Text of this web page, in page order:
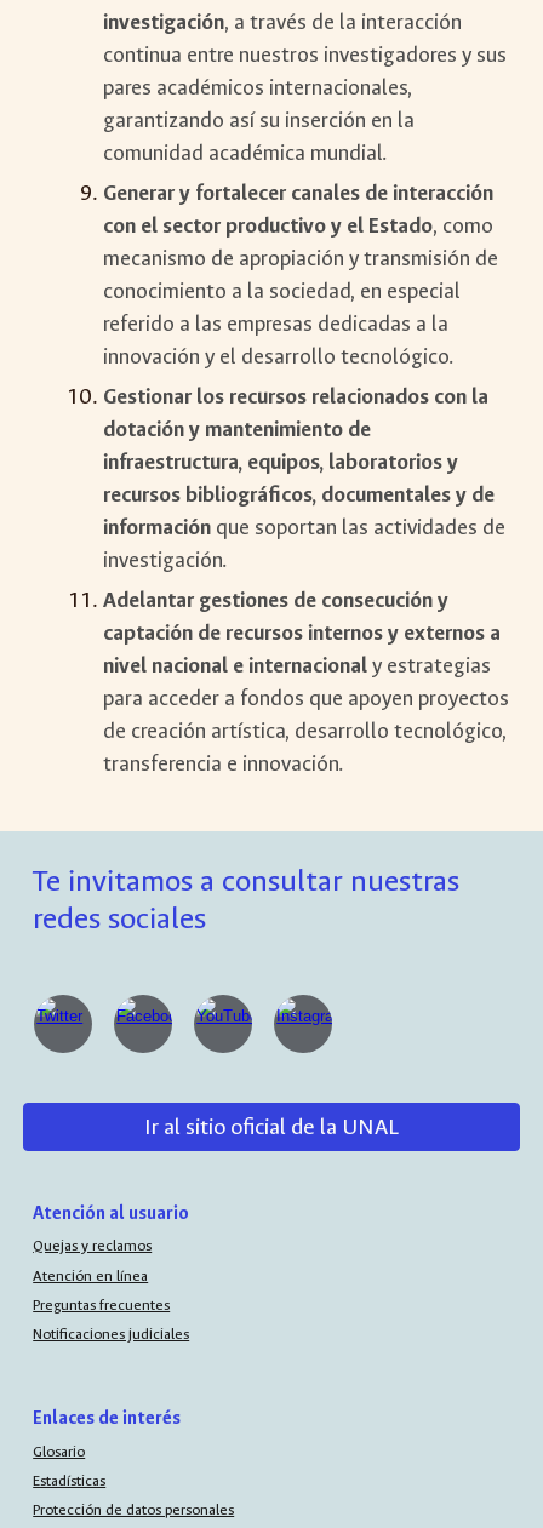
investigación, a través de la interacción
continua entre nuestros investigadores y sus
pares académicos internacionales,
garantizando así su inserción en la
comunidad académica mundial.
Generar y fortalecer canales de interacción
con el sector productivo y el Estado, como
mecanismo de apropiación y transmisión de
conocimiento a la sociedad, en especial
referido a las empresas dedicadas a la
innovación y el desarrollo tecnológico.
Gestionar los recursos relacionados con la
dotación y mantenimiento de
infraestructura, equipos, laboratorios y
recursos bibliográficos, documentales y de
informaciónque soportan las actividades de
investigación.
Adelantar gestiones de consecución y
captación de recursos internos y externos a
nivel nacional e internacionaly estrategias
para acceder a fondos que apoyen proyectos
de creación artística, desarrollo tecnológico,
transferencia e innovación.
Te invitamos a consultar nuestras
redes sociales
Ir al sitio oficial de la UNAL
Atención al usuario
Quejas y reclamos
Atención en línea
Preguntas frecuentes
Notificaciones judiciales
Enlaces de interés
Glosario
Estadísticas
Protección de datos personales